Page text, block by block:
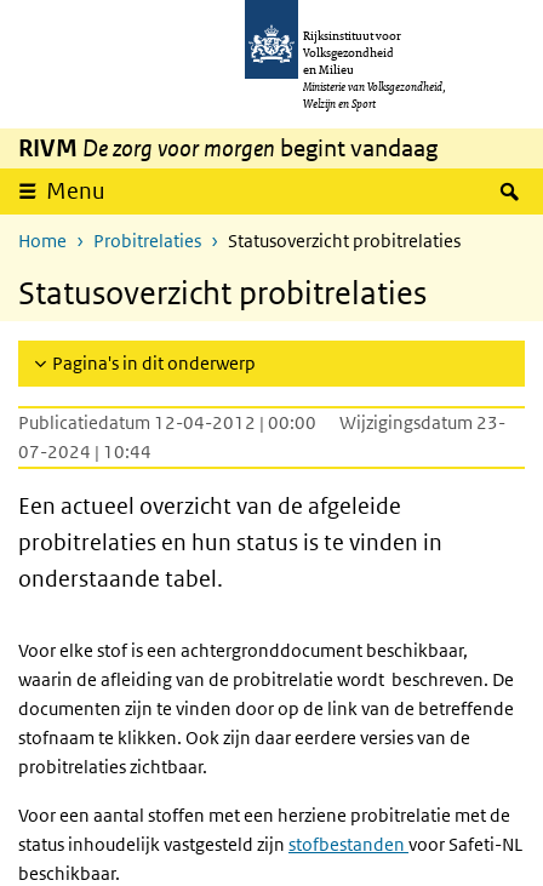
Overslaan en naar de inhoud gaan
Rijksinstituut voor
Volksgezondheid
en Milieu
Ministerie van Volksgezondheid,
Welzijn en Sport
RIVM De zorg voor morgen begint vandaag
Menu
Home Probitrelaties Statusoverzicht probitrelaties
Statusoverzicht probitrelaties
Pagina's in dit onderwerp
Publicatiedatum 12-04-2012 | 00:00
Wijzigingsdatum 23-
07-2024 | 10:44
Een actueel overzicht van de afgeleide
probitrelaties en hun status is te vinden in
onderstaande tabel.
Voor elke stof is een achtergronddocument beschikbaar,
waarin de afleiding van de probitrelatie wordt beschreven. De
documenten zijn te vinden door op de link van de betreffende
stofnaam te klikken. Ook zijn daar eerdere versies van de
probitrelaties zichtbaar.
Voor een aantal stoffen met een herziene probitrelatie met de
status inhoudelijk vastgesteld zijn stofbestanden voor Safeti-NL
beschikbaar.